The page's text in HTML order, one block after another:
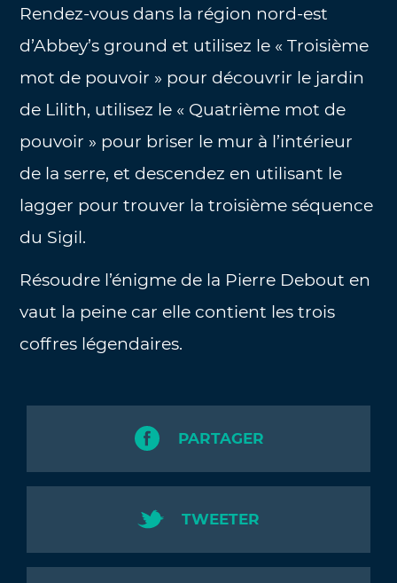
Rendez-vous dans la région nord-est
d’Abbey’s ground et utilisez le « Troisième
mot de pouvoir » pour découvrir le jardin
de Lilith, utilisez le « Quatrième mot de
pouvoir » pour briser le mur à l’intérieur
de la serre, et descendez en utilisant le
lagger pour trouver la troisième séquence
du Sigil.
Résoudre l’énigme de la Pierre Debout en
vaut la peine car elle contient les trois
coffres légendaires.
PARTAGER
TWEETER